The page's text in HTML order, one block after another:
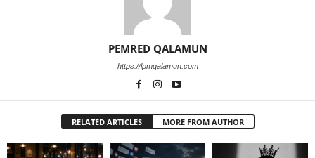
PEMRED QALAMUN
https://lpmqalamun.com
RELATED ARTICLES MORE FROM AUTHOR